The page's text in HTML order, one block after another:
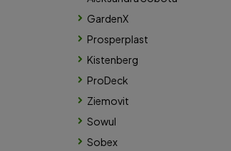
GardenX
Prosperplast
Kistenberg
ProDeck
Ziemovit
Sowul
Sobex